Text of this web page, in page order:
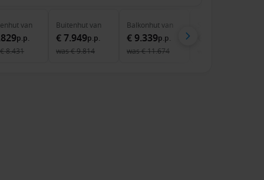
van
p.p.
€ 8.431
Buitenhutvan
€ 7.949p.p.
was€ 9.814
Balkonhutvan
€ 9.339p.p.
was€ 11.674